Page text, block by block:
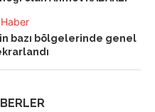
bazı bölgelerinde genel